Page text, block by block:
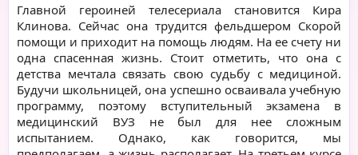
Главной героиней телесериала становится Кира
Клинова. Сейчас она трудится фельдшером Скорой
помощи и приходит на помощь людям. На ее счету ни
одна спасенная жизнь. Стоит отметить, что она с
детства мечтала связать свою судьбу с медициной.
Будучи школьницей, она успешно осваивала учебную
программу, поэтому вступительный экзамена в
медицинский ВУЗ не был для нее сложным
испытанием. Однако, как говорится, мы